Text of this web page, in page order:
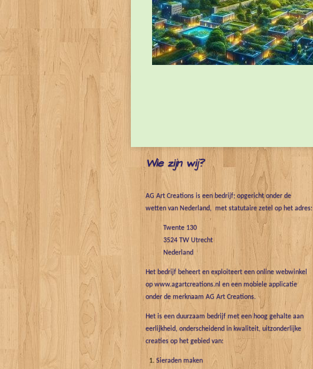
Wie zijn wij?
AG Art Creations is een bedrijf; opgericht onder de
wetten van Nederland, met statutaire zetel op het adres:
Twente 130
3524 TW Utrecht
Nederland
Het bedrijf beheert en exploiteert een online webwinkel
op www.agartcreations.nl en een mobiele applicatie
onder de merknaam AG Art Creations.
Het is een duurzaam bedrijf met een hoog gehalte aan
eerlijkheid, onderscheidend in kwaliteit, uitzonderlijke
creaties op het gebied van:
Sieraden maken